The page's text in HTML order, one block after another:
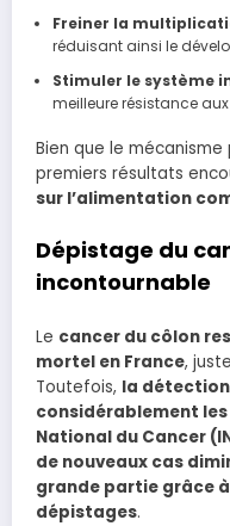
Freiner la
réduisant ainsi le
Stimuler le système
meilleure résistance
Bien que le
premiers résultats
sur l’alimentation
Dépistage du
incontournable
Le cancer du côlon
mortel en France,
Toutefois, la
considérablement
National du Cancer
de nouveaux cas
grande partie grâce
dépistages.